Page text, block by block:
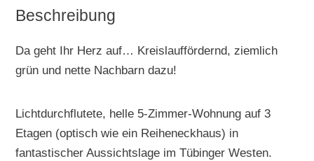
Beschreibung
Da geht Ihr Herz auf… Kreislauffördernd, ziemlich
grün und nette Nachbarn dazu!
Lichtdurchflutete, helle 5-Zimmer-Wohnung auf 3
Etagen (optisch wie ein Reiheneckhaus) in
fantastischer Aussichtslage im Tübinger Westen.